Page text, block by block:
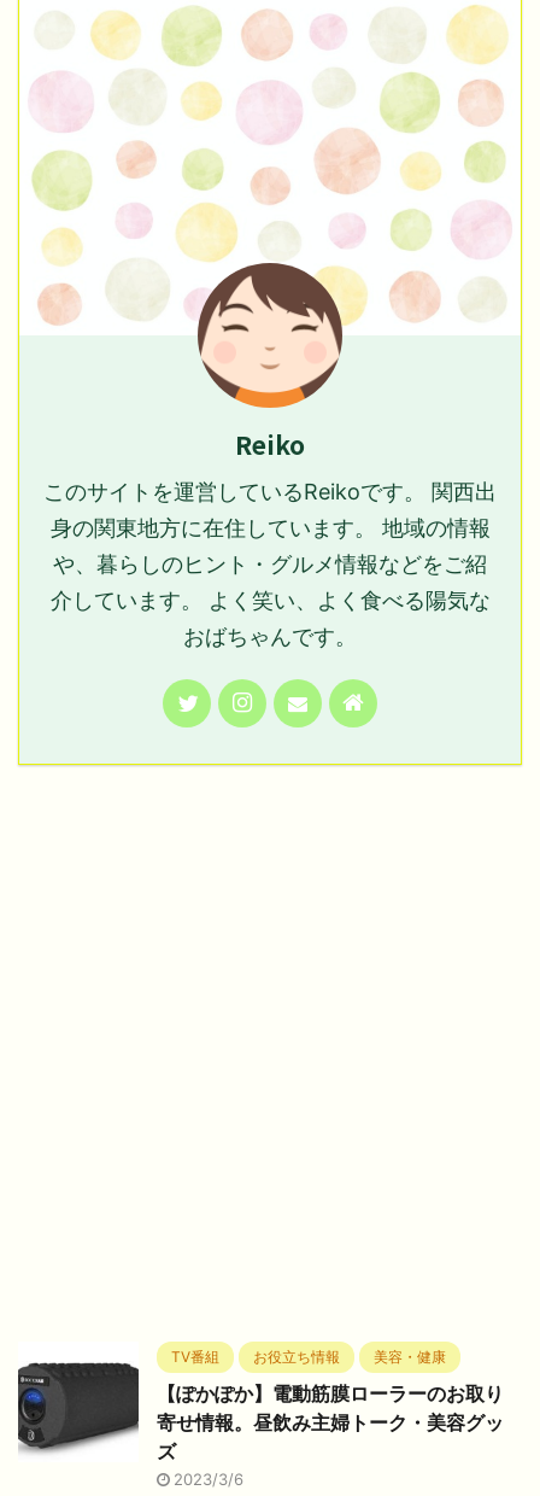
Reiko
このサイトを運営しているReikoです。 関西出
身の関東地方に在住しています。 地域の情報
や、暮らしのヒント・グルメ情報などをご紹
介しています。 よく笑い、よく食べる陽気な
おばちゃんです。
TV番組 お役立ち情報 美容・健康
【ぽかぽか】電動筋膜ローラーのお取り
寄せ情報。昼飲み主婦トーク・美容グッ
ズ
2023/3/6